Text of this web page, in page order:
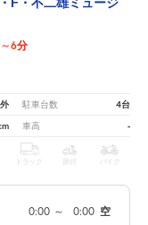
6分
駐車台数 4台
車高 -
トラック 原付 バイク
0:00 ～ 0:00 空